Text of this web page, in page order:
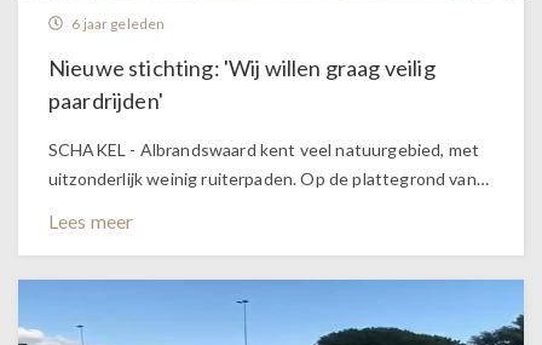
6 jaar geleden
Nieuwe stichting: 'Wij willen graag veilig
paardrijden'
SCHAKEL - Albrandswaard kent veel natuurgebied, met
uitzonderlijk weinig ruiterpaden. Op de plattegrond van…
Lees meer